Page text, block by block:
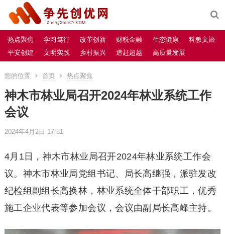
热点聚焦 学习笃行 改革创新 财税金融 生态健康
科教文旅
平安创建
文明实践 乡村振兴 追赶超越 高质量发展
您的位置 首页 热点聚焦
神木市林业局召开2024年林业系统工作
会议
2024年4月2日 17:51
4月1日，神木市林业局召开2024年林业系统工作会
议。神木市林业局党组书记、局长高继强，派驻发改
纪检组副组长高换林，林业系统全体干部职工，优秀
施工企业代表等参加会议，会议由副局长高峰主持。